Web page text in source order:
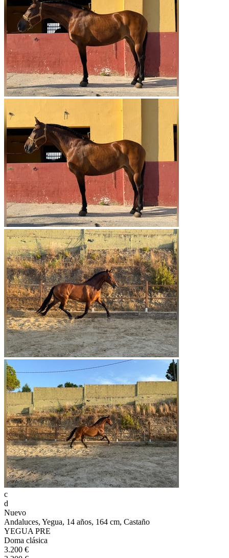
c
d
Nuevo
Andaluces, Yegua, 14 años, 164 cm, Castaño
YEGUA PRE
Doma clásica
3.200 €